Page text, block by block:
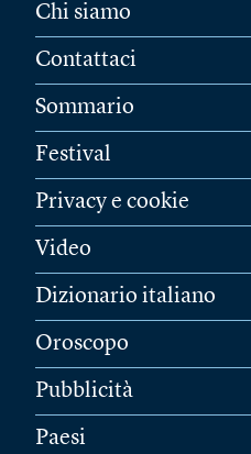
Chi siamo
Contattaci
Sommario
Festival
Privacy e cookie
Video
Dizionario italiano
Oroscopo
Pubblicità
Paesi